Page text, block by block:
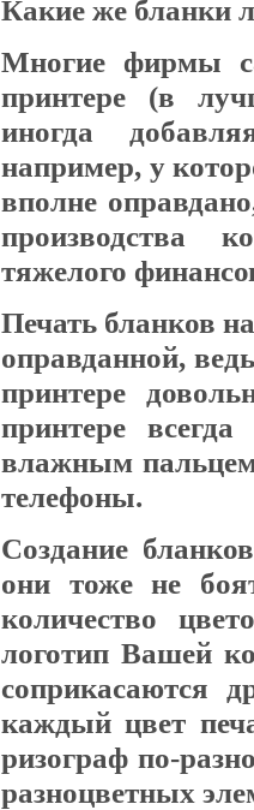
Какие же бланки
Многие фирмы
принтере (в
иногда
например, у
вполне
производства
тяжелого
Печать бланков
оправданной,
принтере
принтере
влажным
телефоны.
Создание
они тоже не
количество
логотип Вашей
соприкасаются
каждый цвет
ризограф по-
разноцветных